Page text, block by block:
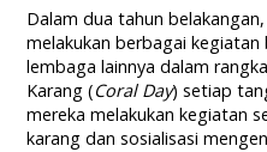
Dalam dua tahun
melakukan berbagai
lembaga lainnya dalam
Karang (Coral Day) setiap
mereka melakukan kegiatan
karang dan sosialisasi